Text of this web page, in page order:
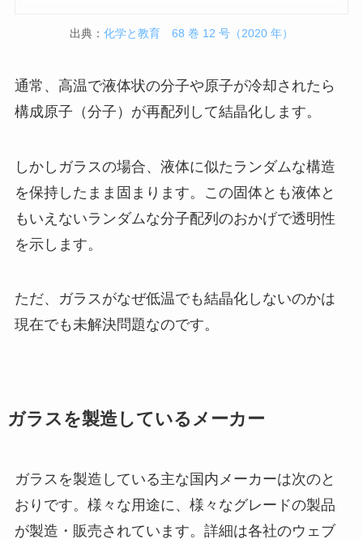
出典： 化学と教育 68 巻 12 号（2020 年）
通常、高温で液体状の分子や原子が冷却されたら
構成原子（分子）が再配列して結晶化します。
しかしガラスの場合、液体に似たランダムな構造
を保持したまま固まります。この固体とも液体と
もいえないランダムな分子配列のおかげで透明性
を示します。
ただ、ガラスがなぜ低温でも結晶化しないのかは
現在でも未解決問題なのです。
ガラスを製造しているメーカー
ガラスを製造している主な国内メーカーは次のと
おりです。様々な用途に、様々なグレードの製品
が製造・販売されています。詳細は各社のウェブ